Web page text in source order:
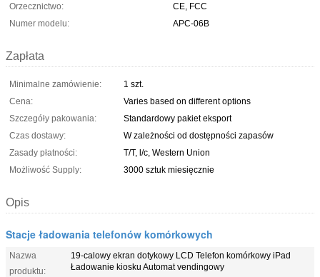
Orzecznictwo:
CE, FCC
Numer modelu:
APC-06B
Zapłata
Minimalne zamówienie:
1 szt.
Cena:
Varies based on different options
Szczegóły pakowania:
Standardowy pakiet eksport
Czas dostawy:
W zależności od dostępności zapasów
Zasady płatności:
T/T, l/c, Western Union
Możliwość Supply:
3000 sztuk miesięcznie
Opis
Stacje ładowania telefonów komórkowych
Nazwa
produktu:
19-calowy ekran dotykowy LCD Telefon komórkowy iPad
Ładowanie kiosku Automat vendingowy